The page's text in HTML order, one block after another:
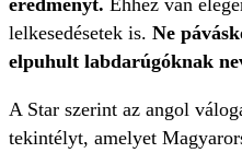
eredményt. Ehhez van
lelkesedésetek is. Ne
elpuhult labdarúgóknak
A Star szerint az angol
tekintélyt, amelyet